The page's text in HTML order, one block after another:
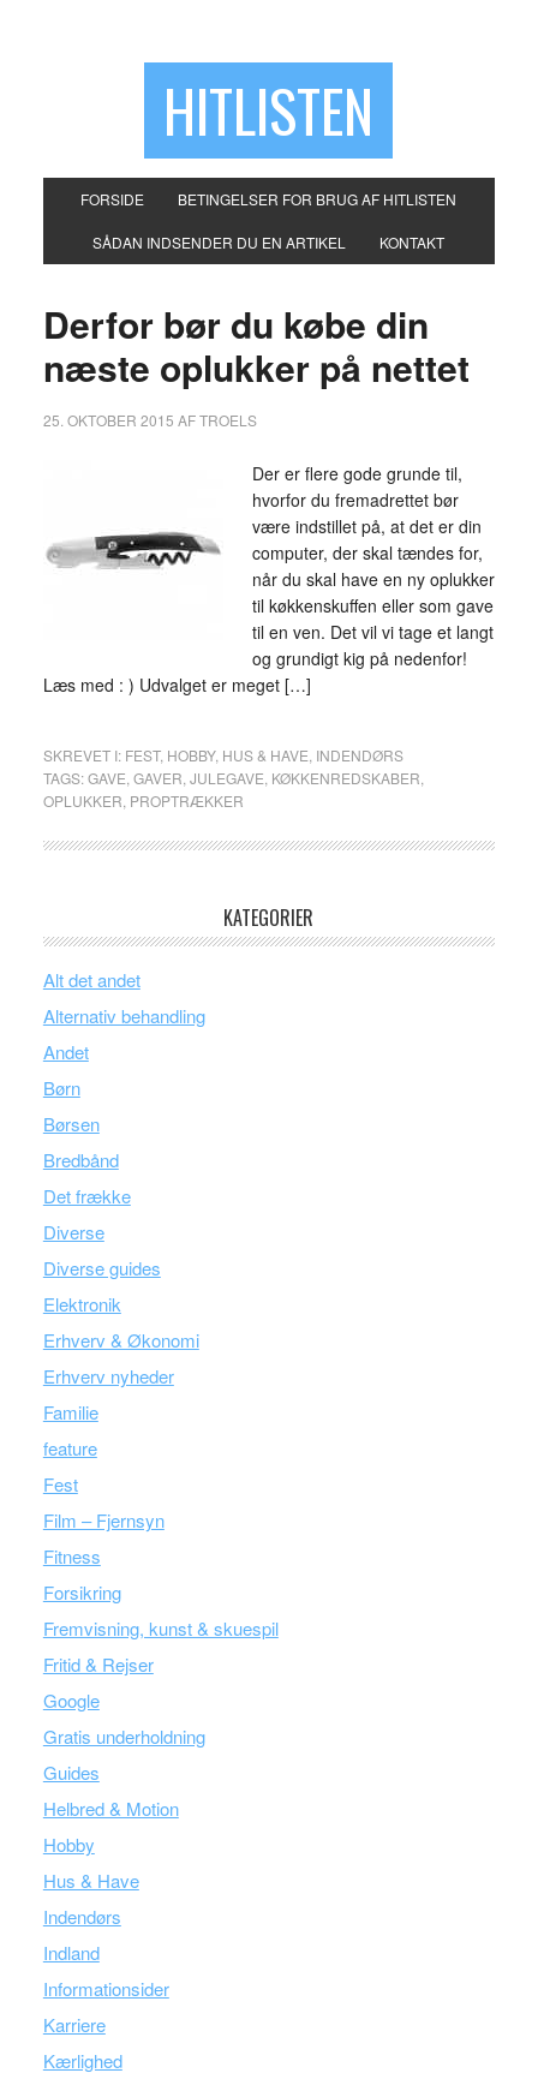
HITLISTEN
FORSIDE BETINGELSER FOR BRUG AF HITLISTEN
SÅDAN INDSENDER DU EN ARTIKEL KONTAKT
Derfor bør du købe din
næste oplukker på nettet
25. OKTOBER 2015 AFTROELS
Der er flere gode grunde til,
hvorfor du fremadrettet bør
være indstillet på, at det er din
computer, der skal tændes for,
når du skal have en ny oplukker
til køkkenskuffen eller som gave
til en ven. Det vil vi tage et langt
og grundigt kig på nedenfor!
Læs med : ) Udvalget er meget […]
SKREVET I: FEST, HOBBY, HUS & HAVE INDENDØRS
TAGS:GAVE GAVER JULEGAVE KØKKENREDSKABER
OPLUKKER PROPTRÆKKER
KATEGORIER
Alt det andet
Alternativ behandling
Andet
Børn
Børsen
Bredbånd
Det frække
Diverse
Diverse guides
Elektronik
Erhverv & Økonomi
Erhverv nyheder
Familie
feature
Fest
Film – Fjernsyn
Fitness
Forsikring
Fremvisning, kunst & skuespil
Fritid & Rejser
Google
Gratis underholdning
Guides
Helbred & Motion
Hobby
Hus & Have
Indendørs
Indland
Informationsider
Karriere
Kærlighed